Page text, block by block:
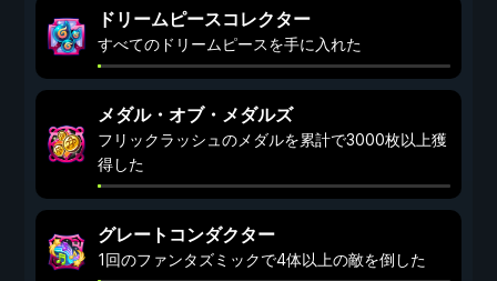
ドリームピースコレクター
すべてのドリームピースを手に入れた
メダル・オブ・メダルズ
フリックラッシュのメダルを累計で3000枚以上獲
得した
グレートコンダクター
1回のファンタズミックで4体以上の敵を倒した